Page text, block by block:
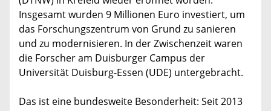
Insgesamt wurden 9 Millionen Euro investiert, um
das Forschungszentrum von Grund zu sanieren
und zu modernisieren. In der Zwischenzeit waren
die Forscher am Duisburger Campus der
Universität Duisburg-Essen (UDE) untergebracht.
Das ist eine bundesweite Besonderheit: Seit 2013